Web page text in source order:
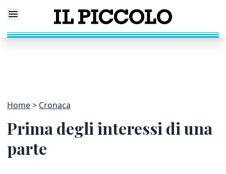
Home Cronaca
Prima degli interessi di una
parte